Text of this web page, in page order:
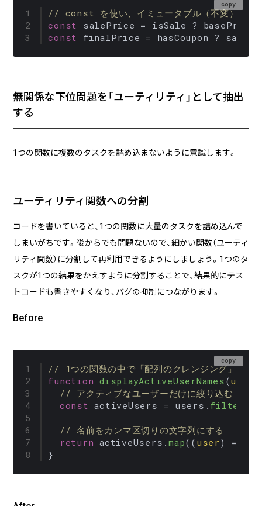
copy
// const を使い、イミュータブル（不変）に扱
const
salePrice = isSale ?
const
finalPrice = hasCoupon ?
無関係な下位問題を「ユーティリティ」として抽出
する
1つの関数に複数のタスクを詰め込まないように意識します。
ユーティリティ関数への分割
コードを書いていると、1つの関数に大量のタスクを詰め込んで
しまいがちです。後からでも問題ないので、細かい関数（ユーティ
リティ関数）に分割して再利用できるようにしましょう。1つのタ
スクが1つの結果をかえすように分割することで、結果的にテス
トコードも書きやすくなり、バグの抑制につながります。
Before
copy
// 1つの関数の中で「配列のクレンジング」と「
function displayActiveUserNames (users
// アクティブなユーザーだけに絞り込む（下
const activeUsers = users. filter
// 名前をカンマ区切りの文字列にする
return activeUsers.map( ( user ) =>
}